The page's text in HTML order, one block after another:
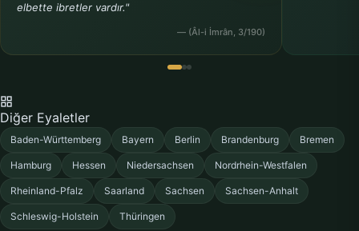
elbette ibretler vardır."
— (Âl-i İmrân, 3/190)
Diğer Eyaletler
Baden-Württemberg Bayern Berlin Brandenburg Bremen
Hamburg Hessen Niedersachsen Nordrhein-Westfalen
Rheinland-Pfalz Saarland Sachsen Sachsen-Anhalt
Schleswig-Holstein Thüringen